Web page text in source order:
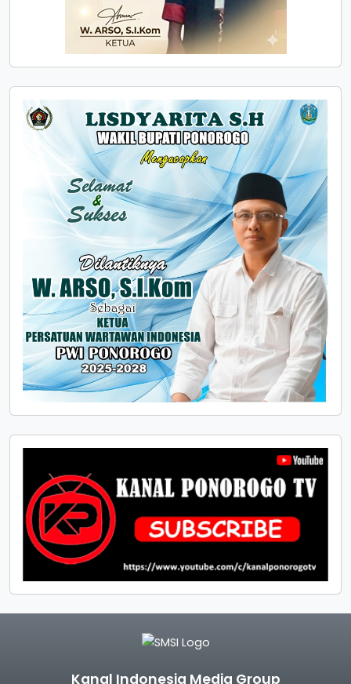
Kanal Indonesia Media Group